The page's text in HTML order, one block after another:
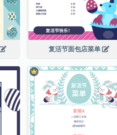
复活节面包店菜单